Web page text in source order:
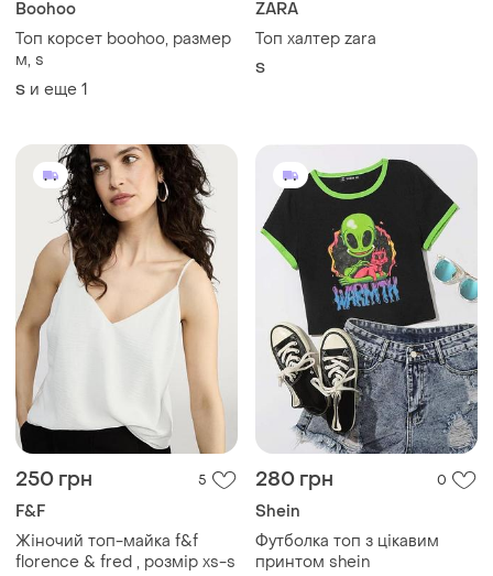
Boohoo
Топ корсет boohoo, размер
м, s
S и еще 1
ZARA
Топ халтер zara
S
250 грн 5
F&F
Жіночий топ-майка f&f
florence & fred , розмір xs-s
280 грн 0
Shein
Футболка топ з цікавим
принтом shein